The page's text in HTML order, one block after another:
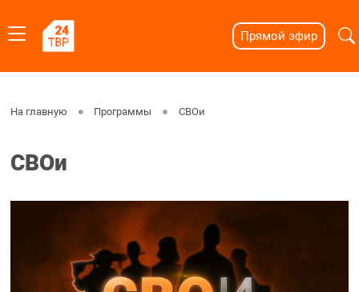
Прямой эфир
На главную Программы СВОи
СВОи